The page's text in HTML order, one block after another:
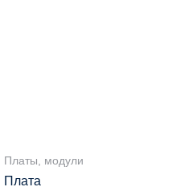
Платы, модули
Плата